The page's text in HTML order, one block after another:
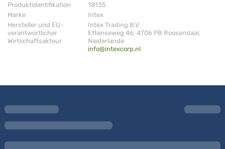
Produktidentifikation
18135
Marke
Intex
Hersteller und EU-
verantwortlicher
Wirtschaftsakteur
Intex Trading B.V.
Ettenseweg 46, 4706 PB Roosendaal,
Niederlande
info@intexcorp.nl